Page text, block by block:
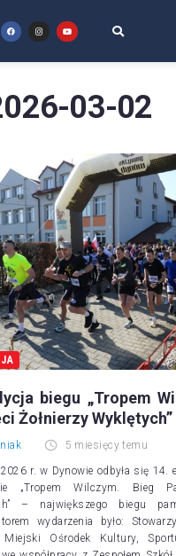
03-02
biegu „Tropem
Żołnierzy
5 miesięcy temu
r. w Dynowie odbyła się 14.
„Tropem Wilczym. Bieg
– największego biegu
wydarzenia było:
Miejski Ośrodek Kultury,